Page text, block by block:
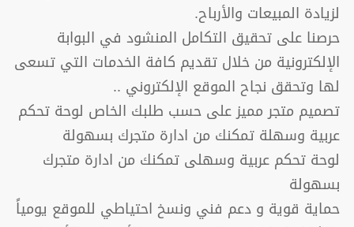
لزيادة المبيعات والأرباح.
حرصنا على تحقيق التكامل المنشود في البوابة
الإلكترونية من خلال تقديم كافة الخدمات التي تسعى
لها وتحقق نجاح الموقع الإلكتروني ..
تصميم متجر مميز على حسب طلبك الخاص لوحة تحكم
عربية وسهلة تمكنك من ادارة متجرك بسهولة
لوحة تحكم عربية وسهلى تمكنك من ادارة متجرك
بسهولة
حماية قوية و دعم فني ونسخ احتياطي للموقع يومياً